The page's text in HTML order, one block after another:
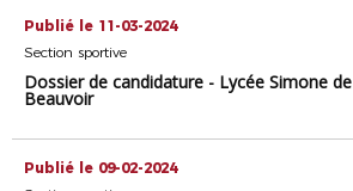
Publié le 11-03-2024
Section sportive
Dossier de candidature - Lycée Simone de
Beauvoir
Publié le 09-02-2024